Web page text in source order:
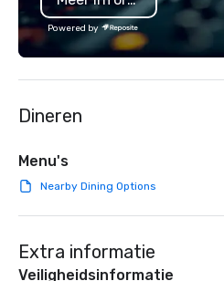
Powered by
Dineren
Menu's
Nearby Dining Options
Extra informatie
Veiligheidsinformatie